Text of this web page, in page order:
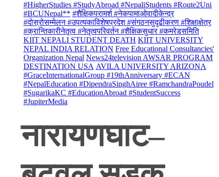
#HigherStudies #StudyAbroad #NepaliStudents #Route2Uni
#BCUNepal** #शैक्षिकपरामर्श #नेकपामाओवादीकेन्द्र
#दोस्रोसम्मेलन #उपत्यकाविशेषप्रदेश #संगठनसुदृढीकरण #शिक्षाक्षेत्र
#क्रान्तिकारीनेतृत्व #नेतृत्वपरिवर्तन #शैक्षिकसुधार #कमरेडसमिति
KIIT NEPALI STUDENT DEATH KIIT UNIVERSITY
NEPAL INDIA RELATION Free Educational Consultancies'
Organization Nepal News24television AWSAR PROGRAM
DESTINATION USA AVILA UNIVERSITY ARIZONA
#GraceInternationalGroup #19thAnniversary #ECAN
#NepalEducation #DipendraSinghAiree #RamchandraPoudel
#SugarikaKC #EducationAbroad #StudentSuccess
#JupiterMedia
नारायणघाट–